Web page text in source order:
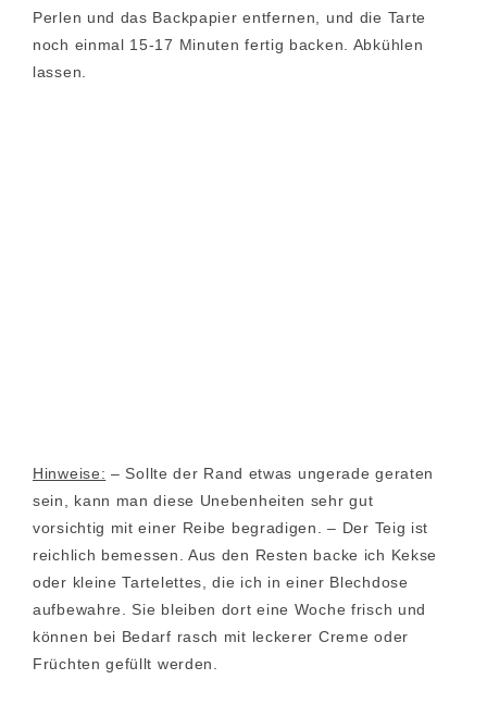
Perlen und das Backpapier entfernen, und die Tarte
noch einmal 15-17 Minuten fertig backen. Abkühlen
lassen.
Hinweise: – Sollte der Rand etwas ungerade geraten
sein, kann man diese Unebenheiten sehr gut
vorsichtig mit einer Reibe begradigen. – Der Teig ist
reichlich bemessen. Aus den Resten backe ich Kekse
oder kleine Tartelettes, die ich in einer Blechdose
aufbewahre. Sie bleiben dort eine Woche frisch und
können bei Bedarf rasch mit leckerer Creme oder
Früchten gefüllt werden.